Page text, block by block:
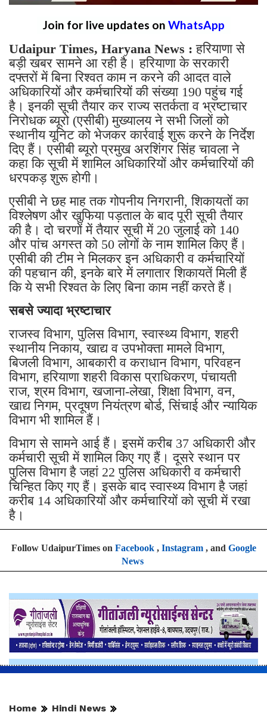
Join for live updates on WhatsApp
Udaipur Times, Haryana News : हरियाणा से
बड़ी खबर सामने आ रही है। हरियाणा के सरकारी
दफ्तरों में बिना रिश्वत काम न करने की आदत वाले
अधिकारियों और कर्मचारियों की संख्या 190 पहुंच गई
है। इनकी सूची तैयार कर राज्य सतर्कता व भ्रष्टाचार
निरोधक ब्यूरो (एसीबी) मुख्यालय ने सभी जिलों को
स्थानीय यूनिट को भेजकर कार्रवाई शुरू करने के निर्देश
दिए हैं। एसीबी ब्यूरो प्रमुख अरशिंगर सिंह चावला ने
कहा कि सूची में शामिल अधिकारियों और कर्मचारियों की
धरपकड़ शुरू होगी।
एसीबी ने छह माह तक गोपनीय निगरानी, शिकायतों का
विश्लेषण और खुफिया पड़ताल के बाद पूरी सूची तैयार
की है। दो चरणों में तैयार सूची में 20 जुलाई को 140
और पांच अगस्त को 50 लोगों के नाम शामिल किए हैं।
एसीबी की टीम ने मिलकर इन अधिकारी व कर्मचारियों
की पहचान की, इनके बारे में लगातार शिकायतें मिली हैं
कि ये सभी रिश्वत के लिए बिना काम नहीं करते हैं।
सबसे ज्यादा भ्रष्टाचार
राजस्व विभाग, पुलिस विभाग, स्वास्थ्य विभाग, शहरी
स्थानीय निकाय, खाद्य व उपभोक्ता मामले विभाग,
बिजली विभाग, आबकारी व कराधान विभाग, परिवहन
विभाग, हरियाणा शहरी विकास प्राधिकरण, पंचायती
राज, श्रम विभाग, खजाना-लेखा, शिक्षा विभाग, वन,
खाद्य निगम, प्रदूषण नियंत्रण बोर्ड, सिंचाई और न्यायिक
विभाग भी शामिल हैं।
विभाग से सामने आई हैं। इसमें करीब 37 अधिकारी और
कर्मचारी सूची में शामिल किए गए हैं। दूसरे स्थान पर
पुलिस विभाग है जहां 22 पुलिस अधिकारी व कर्मचारी
चिन्हित किए गए हैं। इसके बाद स्वास्थ्य विभाग है जहां
करीब 14 अधिकारियों और कर्मचारियों को सूची में रखा
है।
Follow UdaipurTimes on Facebook, Instagram, and Google
News
Home Hindi News